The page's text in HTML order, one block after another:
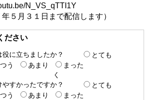
N_VS_qTTI1Y
１日まで配信します）
ださい
に立ちましたか？
とても
う あまり
まった
く
すかったですか？
とても
う あまり
まった